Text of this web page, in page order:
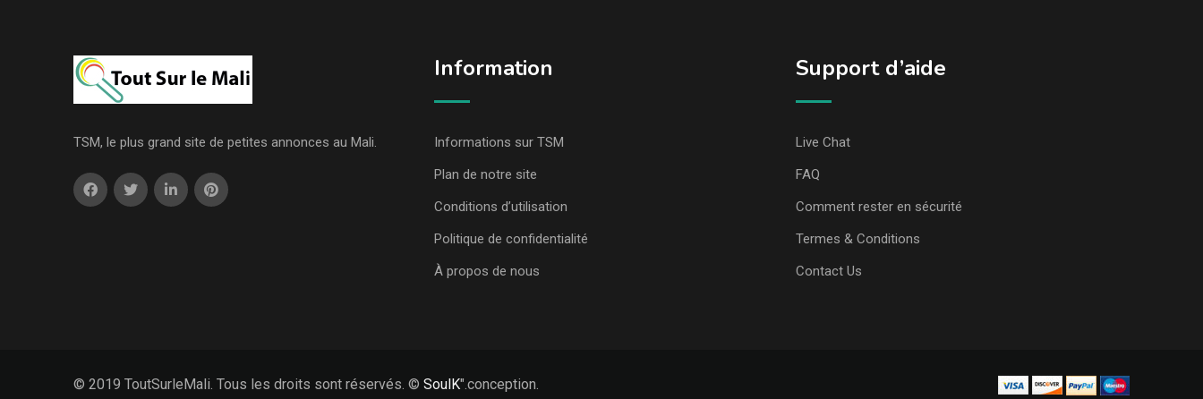
TSM, le plus grand site de petites annonces au Mali.
Information
Informations sur TSM
Plan de notre site
Conditions d’utilisation
Politique de confidentialité
À propos de nous
Support d’aide
Live Chat
FAQ
Comment rester en sécurité
Termes & Conditions
Contact Us
© 2019 ToutSurleMali. Tous les droits sont réservés. © SoulK".conception.